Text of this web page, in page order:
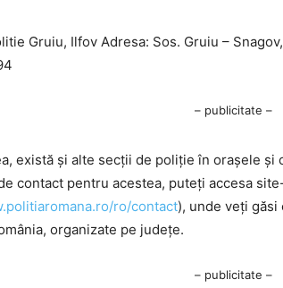
Gruiu, Ilfov Adresa: Sos. Gruiu –
– publicitate –
există și alte secții de poliție în orașele
contact pentru acestea, puteți accesa
ro/contact), unde veți
organizate pe județe.
– publicitate –